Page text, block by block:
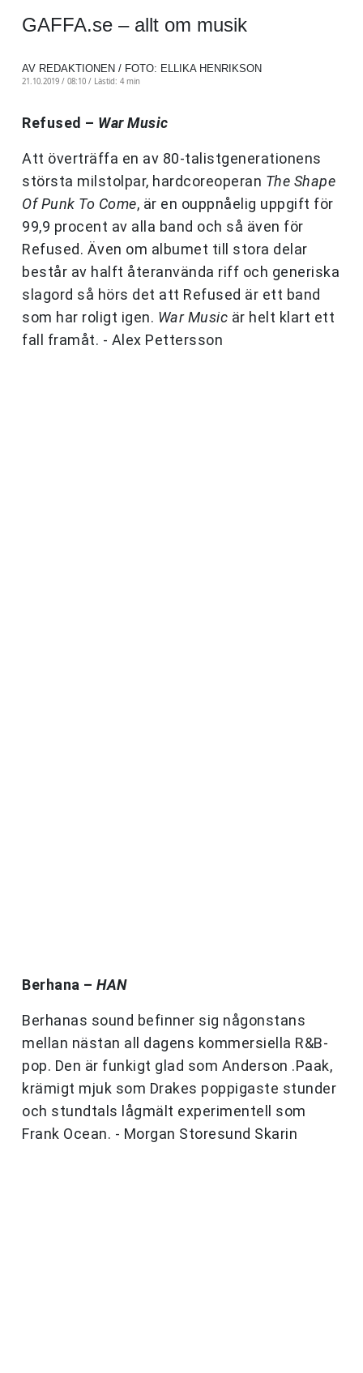
GAFFA.se – allt om musik
AV REDAKTIONEN / FOTO: ELLIKA HENRIKSON
21.10.2019 / 08:10 / Lästid: 4 min
Refused – War Music
Att överträffa en av 80-talistgenerationens
största milstolpar, hardcoreoperan The Shape
Of Punk To Come, är en ouppnåelig uppgift för
99,9 procent av alla band och så även för
Refused. Även om albumet till stora delar
består av halft återanvända riff och generiska
slagord så hörs det att Refused är ett band
som har roligt igen. War Music är helt klart ett
fall framåt. - Alex Pettersson
Berhana – HAN
Berhanas sound befinner sig någonstans
mellan nästan all dagens kommersiella R&B-
pop. Den är funkigt glad som Anderson .Paak,
krämigt mjuk som Drakes poppigaste stunder
och stundtals lågmält experimentell som
Frank Ocean. - Morgan Storesund Skarin